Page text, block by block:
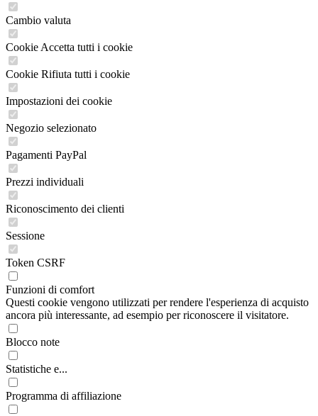
Cambio valuta
Cookie Accetta tutti i cookie
Cookie Rifiuta tutti i cookie
Impostazioni dei cookie
Negozio selezionato
Pagamenti PayPal
Prezzi individuali
Riconoscimento dei clienti
Sessione
Token CSRF
Funzioni di comfort
Questi cookie vengono utilizzati per rendere l'esperienza di acquisto
ancora più interessante, ad esempio per riconoscere il visitatore.
Blocco note
Statistiche e...
Programma di affiliazione